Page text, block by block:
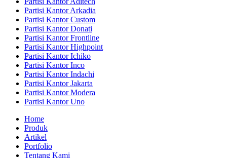
Partisi Kantor Arkadia
Partisi Kantor Custom
Partisi Kantor Donati
Partisi Kantor Frontline
Partisi Kantor Highpoint
Partisi Kantor Ichiko
Partisi Kantor Inco
Partisi Kantor Indachi
Partisi Kantor Jakarta
Partisi Kantor Modera
Partisi Kantor Uno
Home
Produk
Artikel
Portfolio
Tentang Kami